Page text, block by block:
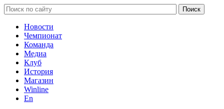
Новости
Чемпионат
Команда
Медиа
Клуб
История
Магазин
Winline
En